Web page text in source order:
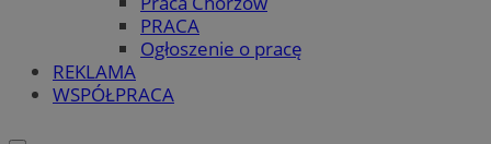
PRACA
Ogłoszenie o pracę
REKLAMA
WSPÓŁPRACA